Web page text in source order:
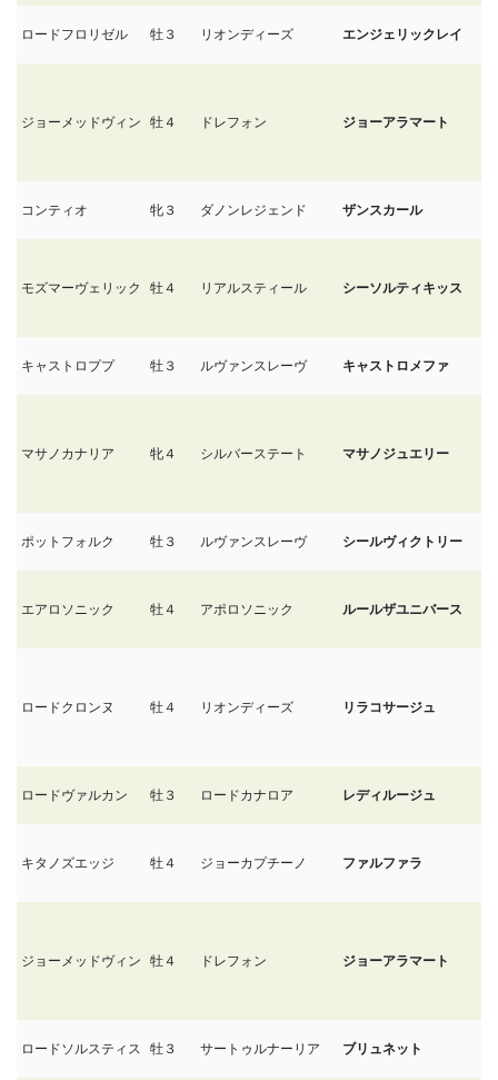
ロードフロリゼル 牡３ リオンディーズ エンジェリックレイ
ジョーメッドヴィン 牡４ ドレフォン ジョーアラマート
コンティオ 牝３ ダノンレジェンド ザンスカール
モズマーヴェリック 牡４ リアルスティール シーソルティキッス
キャストロププ 牡３ ルヴァンスレーヴ キャストロメファ
マサノカナリア 牝４ シルバーステート マサノジュエリー
ポットフォルク 牡３ ルヴァンスレーヴ シールヴィクトリー
エアロソニック 牡４ アポロソニック ルールザユニバース
ロードクロンヌ 牡４ リオンディーズ リラコサージュ
ロードヴァルカン 牡３ ロードカナロア レディルージュ
キタノズエッジ 牡４ ジョーカプチーノ ファルファラ
ジョーメッドヴィン 牡４ ドレフォン ジョーアラマート
ロードソルスティス 牡３ サートゥルナーリア ブリュネット